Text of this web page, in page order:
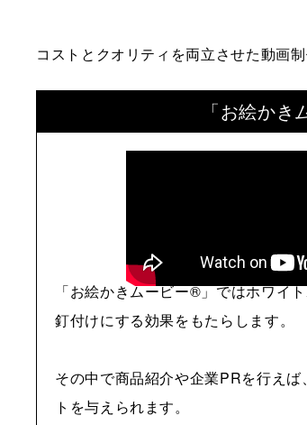
コストとクオリティを両立させた動画
「お絵か
「お絵かきムービー®」ではホワイ
釘付けにする効果をもたらします。
その中で商品紹介や企業PRを行え
トを与えられます。